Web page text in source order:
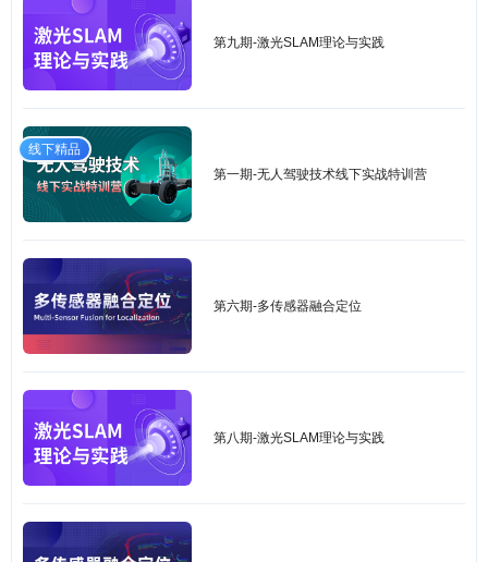
第九期-激光SLAM理论与实践
线下精品
第一期-无人驾驶技术线下实战特训营
第六期-多传感器融合定位
第八期-激光SLAM理论与实践